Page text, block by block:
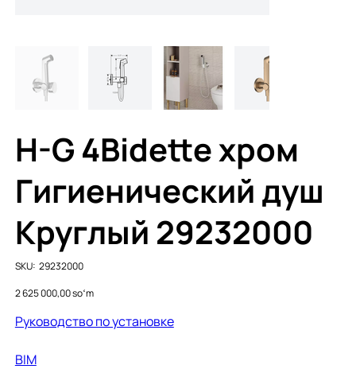
H-G 4Bidette хром
Гигиенический душ
Круглый 29232000
SKU: SKU
29232000
29232000
Price
2 625 000,00 soʻm
Руководство по установке
BIM